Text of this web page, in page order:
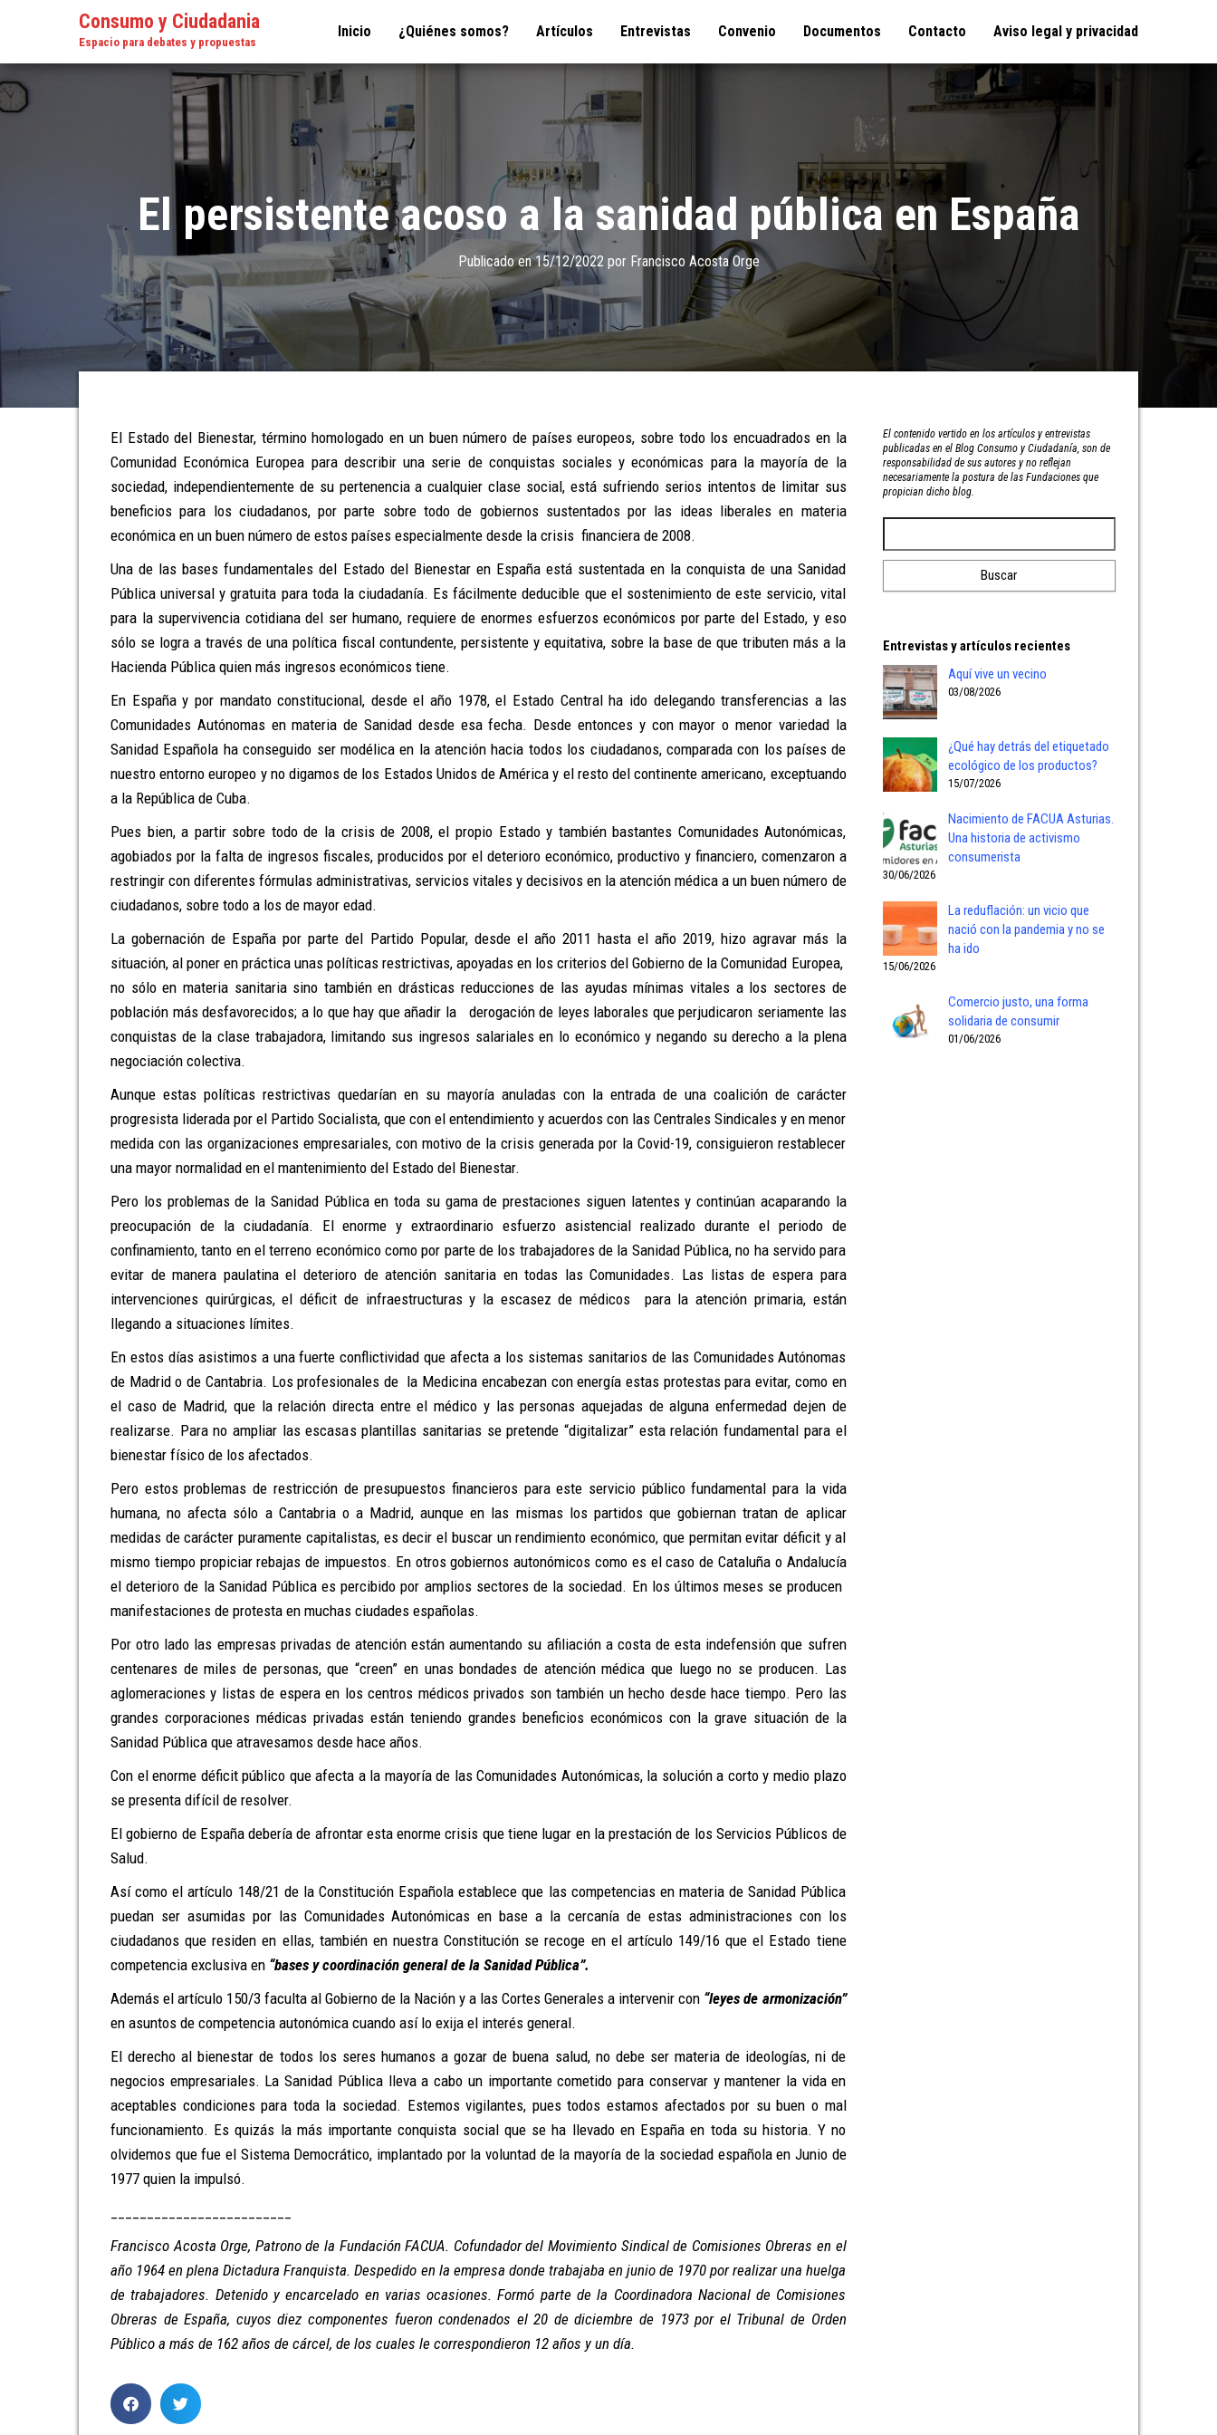
Consumo y Ciudadania
Espacio para debates y propuestas
Inicio ¿Quiénes somos? Artículos Entrevistas Convenio Documentos Contacto Aviso legal y privacidad
El persistente acoso a la sanidad pública en España
Publicado en15/12/2022 por Francisco Acosta Orge
El Estado del Bienestar, término homologado en un buen número de países europeos, sobre todo los encuadrados en la
Comunidad Económica Europea para describir una serie de conquistas sociales y económicas para la mayoría de la
sociedad, independientemente de su pertenencia a cualquier clase social, está sufriendo serios intentos de limitar sus
beneficios para los ciudadanos, por parte sobre todo de gobiernos sustentados por las ideas liberales en materia
económica en un buen número de estos países especialmente desde la crisis financiera de 2008.
Una de las bases fundamentales del Estado del Bienestar en España está sustentada en la conquista de una Sanidad
Pública universal y gratuita para toda la ciudadanía. Es fácilmente deducible que el sostenimiento de este servicio, vital
para la supervivencia cotidiana del ser humano, requiere de enormes esfuerzos económicos por parte del Estado, y eso
sólo se logra a través de una política fiscal contundente, persistente y equitativa, sobre la base de que tributen más a la
Hacienda Pública quien más ingresos económicos tiene.
En España y por mandato constitucional, desde el año 1978, el Estado Central ha ido delegando transferencias a las
Comunidades Autónomas en materia de Sanidad desde esa fecha. Desde entonces y con mayor o menor variedad la
Sanidad Española ha conseguido ser modélica en la atención hacia todos los ciudadanos, comparada con los países de
nuestro entorno europeo y no digamos de los Estados Unidos de América y el resto del continente americano, exceptuando
a la República de Cuba.
Pues bien, a partir sobre todo de la crisis de 2008, el propio Estado y también bastantes Comunidades Autonómicas,
agobiados por la falta de ingresos fiscales, producidos por el deterioro económico, productivo y financiero, comenzaron a
restringir con diferentes fórmulas administrativas, servicios vitales y decisivos en la atención médica a un buen número de
ciudadanos, sobre todo a los de mayor edad.
La gobernación de España por parte del Partido Popular, desde el año 2011 hasta el año 2019, hizo agravar más la
situación, al poner en práctica unas políticas restrictivas, apoyadas en los criterios del Gobierno de la Comunidad Europea,
no sólo en materia sanitaria sino también en drásticas reducciones de las ayudas mínimas vitales a los sectores de
población más desfavorecidos; a lo que hay que añadir la derogación de leyes laborales que perjudicaron seriamente las
conquistas de la clase trabajadora, limitando sus ingresos salariales en lo económico y negando su derecho a la plena
negociación colectiva.
Aunque estas políticas restrictivas quedarían en su mayoría anuladas con la entrada de una coalición de carácter
progresista liderada por el Partido Socialista, que con el entendimiento y acuerdos con las Centrales Sindicales y en menor
medida con las organizaciones empresariales, con motivo de la crisis generada por la Covid-19, consiguieron restablecer
una mayor normalidad en el mantenimiento del Estado del Bienestar.
Pero los problemas de la Sanidad Pública en toda su gama de prestaciones siguen latentes y continúan acaparando la
preocupación de la ciudadanía. El enorme y extraordinario esfuerzo asistencial realizado durante el periodo de
confinamiento, tanto en el terreno económico como por parte de los trabajadores de la Sanidad Pública, no ha servido para
evitar de manera paulatina el deterioro de atención sanitaria en todas las Comunidades. Las listas de espera para
intervenciones quirúrgicas, el déficit de infraestructuras y la escasez de médicos para la atención primaria, están
llegando a situaciones límites.
En estos días asistimos a una fuerte conflictividad que afecta a los sistemas sanitarios de las Comunidades Autónomas
de Madrid o de Cantabria. Los profesionales de la Medicina encabezan con energía estas protestas para evitar, como en
el caso de Madrid, que la relación directa entre el médico y las personas aquejadas de alguna enfermedad dejen de
realizarse. Para no ampliar las escasas plantillas sanitarias se pretende “digitalizar” esta relación fundamental para el
bienestar físico de los afectados.
Pero estos problemas de restricción de presupuestos financieros para este servicio público fundamental para la vida
humana, no afecta sólo a Cantabria o a Madrid, aunque en las mismas los partidos que gobiernan tratan de aplicar
medidas de carácter puramente capitalistas, es decir el buscar un rendimiento económico, que permitan evitar déficit y al
mismo tiempo propiciar rebajas de impuestos. En otros gobiernos autonómicos como es el caso de Cataluña o Andalucía
el deterioro de la Sanidad Pública es percibido por amplios sectores de la sociedad. En los últimos meses se producen
manifestaciones de protesta en muchas ciudades españolas.
Por otro lado las empresas privadas de atención están aumentando su afiliación a costa de esta indefensión que sufren
centenares de miles de personas, que “creen” en unas bondades de atención médica que luego no se producen. Las
aglomeraciones y listas de espera en los centros médicos privados son también un hecho desde hace tiempo. Pero las
grandes corporaciones médicas privadas están teniendo grandes beneficios económicos con la grave situación de la
Sanidad Pública que atravesamos desde hace años.
Con el enorme déficit público que afecta a la mayoría de las Comunidades Autonómicas, la solución a corto y medio plazo
se presenta difícil de resolver.
El gobierno de España debería de afrontar esta enorme crisis que tiene lugar en la prestación de los Servicios Públicos de
Salud.
Así como el artículo 148/21 de la Constitución Española establece que las competencias en materia de Sanidad Pública
puedan ser asumidas por las Comunidades Autonómicas en base a la cercanía de estas administraciones con los
ciudadanos que residen en ellas, también en nuestra Constitución se recoge en el artículo 149/16 que el Estado tiene
competencia exclusiva en “bases y coordinación general de la Sanidad Pública”.
Además el artículo 150/3 faculta al Gobierno de la Nación y a las Cortes Generales a intervenir con “leyes de armonización”
en asuntos de competencia autonómica cuando así lo exija el interés general.
El derecho al bienestar de todos los seres humanos a gozar de buena salud, no debe ser materia de ideologías, ni de
negocios empresariales. La Sanidad Pública lleva a cabo un importante cometido para conservar y mantener la vida en
aceptables condiciones para toda la sociedad. Estemos vigilantes, pues todos estamos afectados por su buen o mal
funcionamiento. Es quizás la más importante conquista social que se ha llevado en España en toda su historia. Y no
olvidemos que fue el Sistema Democrático, implantado por la voluntad de la mayoría de la sociedad española en Junio de
1977 quien la impulsó.
Francisco Acosta Orge, Patrono de la Fundación FACUA. Cofundador del Movimiento Sindical de Comisiones Obreras en el
año 1964 en plena Dictadura Franquista. Despedido en la empresa donde trabajaba en junio de 1970 por realizar una huelga
de trabajadores. Detenido y encarcelado en varias ocasiones. Formó parte de la Coordinadora Nacional de Comisiones
Obreras de España, cuyos diez componentes fueron condenados el 20 de diciembre de 1973 por el Tribunal de Orden
Público a más de 162 años de cárcel, de los cuales le correspondieron 12 años y un día.
El contenido vertido en los artículos y entrevistas
publicadas en el Blog Consumo y Ciudadanía, son de
responsabilidad de sus autores y no reflejan
necesariamente la postura de las Fundaciones que
propician dicho blog.
Entrevistas y artículos recientes
Aquí vive un vecino
03/08/2026
¿Qué hay detrás del etiquetado
ecológico de los productos?
15/07/2026
Nacimiento de FACUA Asturias.
Una historia de activismo
consumerista
30/06/2026
La reduflación: un vicio que
nació con la pandemia y no se
ha ido
15/06/2026
Comercio justo, una forma
solidaria de consumir
01/06/2026